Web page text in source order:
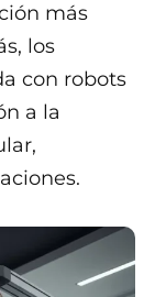
más
los
con robots
a la